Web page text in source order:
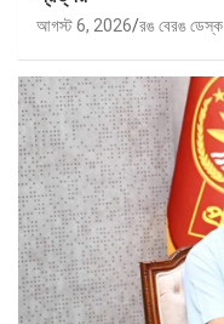
আগস্ট 6, 2026 রঙ বেরঙ ডেস্ক